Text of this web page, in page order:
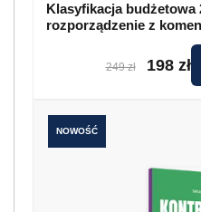
Klasyfikacja budżetowa
rozporządzenie z
249 zł 198 zł
NOWOŚĆ